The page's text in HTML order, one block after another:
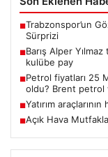
■Trabzonspor’un
Sürprizi
■Barış Alper
kulübe pay
■Petrol fiyatları 25
oldu? Brent petrol
■Yatırım
■Açık Hava